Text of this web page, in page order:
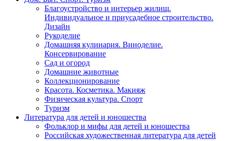
Благоустройство и интерьер жилищ.
Индивидуальное и приусадебное строительство.
Дизайн
Рукоделие
Домашняя кулинария. Виноделие.
Консервирование
Сад и огород
Домашние животные
Коллекционирование
Красота. Косметика. Макияж
Физическая культура. Спорт
Туризм
Литература для детей и юношества
Фольклор и мифы для детей и юношества
Российская художественная литература для детей